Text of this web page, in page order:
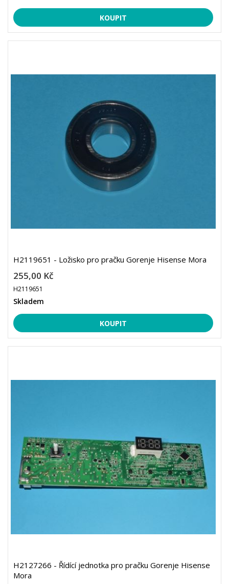
H2119651 - Ložisko pro pračku Gorenje Hisense Mora
255,00 Kč
H2119651
Skladem
H2127266 - Řídící jednotka pro pračku Gorenje Hisense
Mora